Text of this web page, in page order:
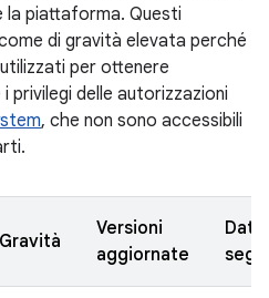
la piattaforma. Questi
di gravità elevata perché
per ottenere
privilegi delle autorizzazioni
, che non sono accessibili
Gravità
Versioni
aggiornate
Data